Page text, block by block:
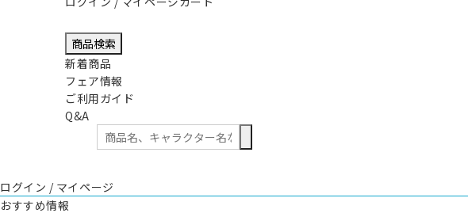
商品検索
新着商品
フェア情報
ご利用ガイド
Q&A
ログイン / マイページ
おすすめ情報